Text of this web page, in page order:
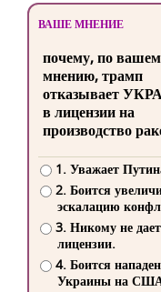
ВАШЕ МНЕНИЕ
почему, по
мнению, трамп
отказывает
в лицензии на
производство
1. Уважает
2. Боится
эскалацию
3. Никому не
лицензии.
4. Боится
Украины на